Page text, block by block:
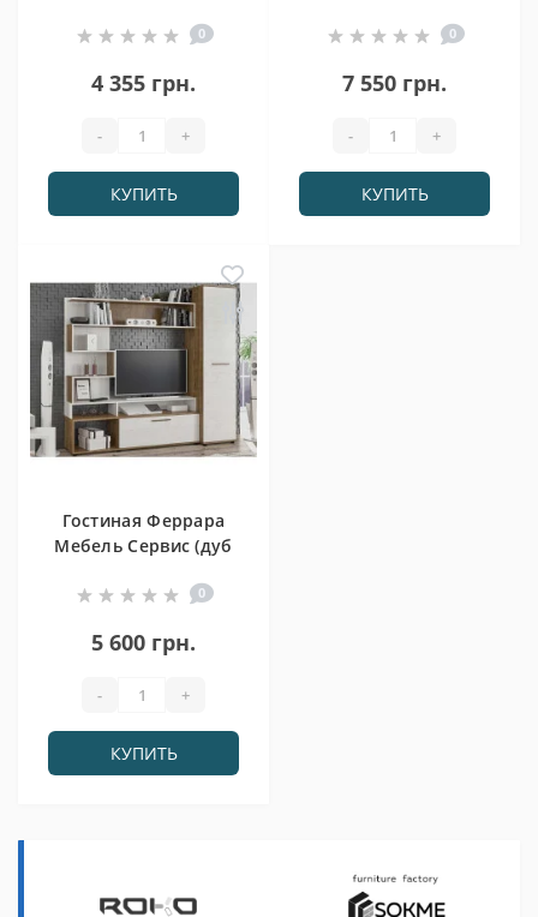
0
4 355 грн.
- +
КУПИТЬ
0
7 550 грн.
- +
КУПИТЬ
Гостиная Феррара
Мебель Сервис (дуб
0
5 600 грн.
- +
КУПИТЬ